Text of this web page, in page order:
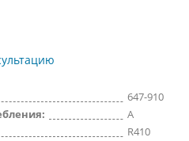
647-910
A
R410